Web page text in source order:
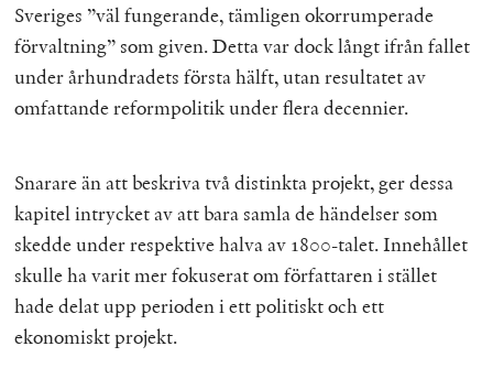
Sveriges ”väl fungerande, tämligen okorrumperade
förvaltning” som given. Detta var dock långt ifrån fallet
under århundradets första hälft, utan resultatet av
omfattande reformpolitik under flera decennier.
Snarare än att beskriva två distinkta projekt, ger dessa
kapitel intrycket av att bara samla de händelser som
skedde under respektive halva av 1800-talet. Innehållet
skulle ha varit mer fokuserat om författaren i stället
hade delat upp perioden i ett politiskt och ett
ekonomiskt projekt.